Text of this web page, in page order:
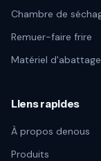
Chambre de
Remuer-faire frire
Matériel d'abattage
Liens rapides
À propos denous
Produits